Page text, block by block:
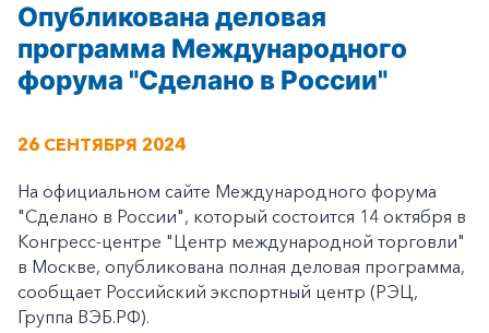
Опубликована деловая
программа Международного
форума "Сделано в России"
26 СЕНТЯБРЯ 2024
На официальном сайте Международного форума
"Сделано в России", который состоится 14 октября в
Конгресс-центре "Центр международной торговли"
в Москве, опубликована полная деловая программа,
сообщает Российский экспортный центр (РЭЦ,
Группа ВЭБ.РФ).